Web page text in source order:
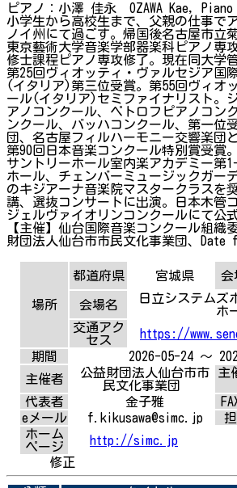
ピアノ：小澤 佳永 OZAWA Kae, Piano
小学生から高校生まで、父親の仕事で
ノイ州にて過ごす。帰国後名古屋市立
東京藝術大学音楽学部器楽科ピアノ専
修士課程ピアノ専攻修了。現在同大学
第25回ヴィオッティ・ヴァルセジア国
(イタリア)第三位受賞。第55回ヴィオ
ール(イタリア)セミファイナリスト。
アノコンクール、ペトロフピアノコン
ンクール、バッハコンクール、第一位
団、名古屋フィルハーモニー交響楽団
第90回日本音楽コンクール特別賞受賞。
サントリーホール室内楽アカデミー第
ホール、チェンバーミュージックガー
のキジアーナ音楽院マスタークラスを
講、選抜コンサートに出演。日本木管
ジェルヴァイオリンコンクールにて公
【主催】仙台国際音楽コンクール組織
財団法人仙台市市民文化事業団、Date
場所
都道府県 宮城県 会
会場名
日立システムズ
ホ
交通アク
セス
https://
期間
2026-05-24 ～
主催者
公益財団法人仙台市市
民文化事業団
主
代表者
金子雅
eメール
f.kikusawa@simc.jp
ホーム
ページ
http://simc.jp
修正